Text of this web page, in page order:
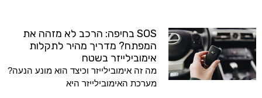
SOS בחיפה: הרכב לא מזהה את
המפתח? מדריך מהיר לתקלות
אימובילייזר בשטח
מה זה אימובילייזר וכיצד הוא מונע הנעה?
מערכת האימובילייזר היא